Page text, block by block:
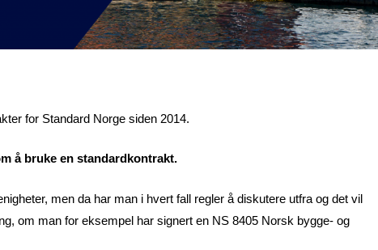
for Standard Norge siden 2014.
å bruke en standardkontrakt.
men da har man i hvert fall regler å diskutere utfra og det vil
om man for eksempel har signert en NS 8405 Norsk bygge- og